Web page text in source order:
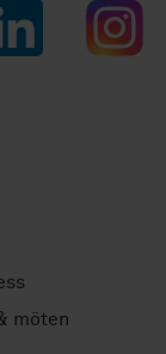
Instagram
möten